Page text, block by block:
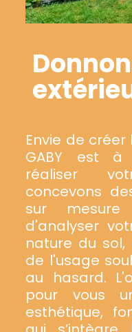
Envie de
GABY est
réaliser
concevons
sur
d'analyser
nature du
de l'usage
au hasard.
pour vous
esthétique,